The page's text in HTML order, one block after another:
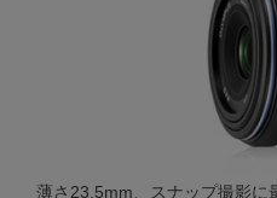
薄さ23.5mm、スナップ撮影に